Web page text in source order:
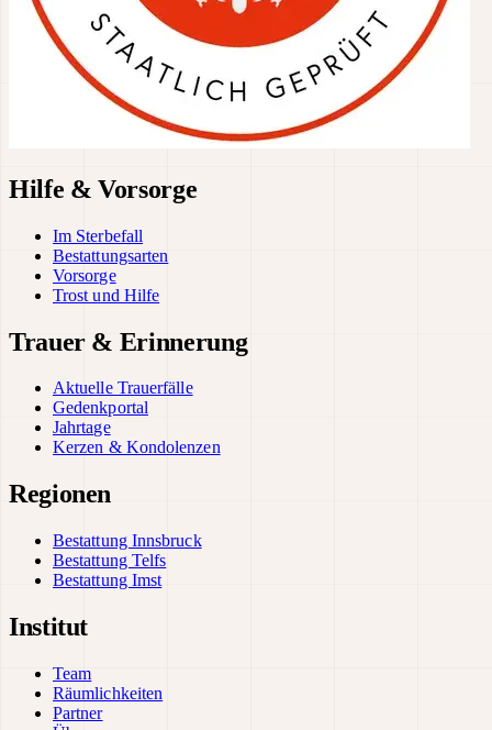
Hilfe & Vorsorge
Im Sterbefall
Bestattungsarten
Vorsorge
Trost und Hilfe
Trauer & Erinnerung
Aktuelle Trauerfälle
Gedenkportal
Jahrtage
Kerzen & Kondolenzen
Regionen
Bestattung Innsbruck
Bestattung Telfs
Bestattung Imst
Institut
Team
Räumlichkeiten
Partner